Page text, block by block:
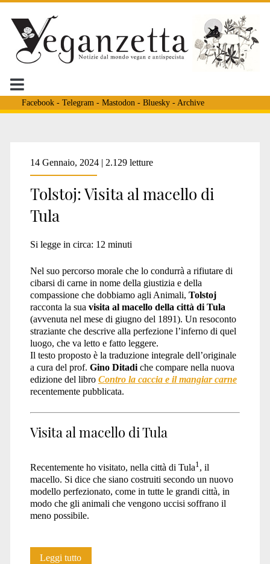
Facebook- Telegram - Mastodon - Bluesky- Archive
Tag:
<span>mangiar
carne</span>
14 Gennaio, 2024 | 2.129 letture
Tolstoj: Visita al macello di
Tula
Si legge in circa: 12 minuti
Nel suo percorso morale che lo condurrà a rifiutare di
cibarsi di carne in nome della giustizia e della
compassione che dobbiamo agli Animali, Tolstoj
racconta la sua visita al macello della città di Tula
(avvenuta nel mese di giugno del 1891). Un resoconto
straziante che descrive alla perfezione l’inferno di quel
luogo, che va letto e fatto leggere.
Il testo proposto è la traduzione integrale dell’originale
a cura del prof. Gino Ditadiche compare nella nuova
edizione del libro Contro la caccia e il mangiar carne
recentemente pubblicata.
Visita al macello di Tula
Recentemente ho visitato, nella città di Tula1 , il
macello. Si dice che siano costruiti secondo un nuovo
modello perfezionato, come in tutte le grandi città, in
modo che gli animali che vengono uccisi soffrano il
meno possibile.
Leggi tuttoTolstoj: